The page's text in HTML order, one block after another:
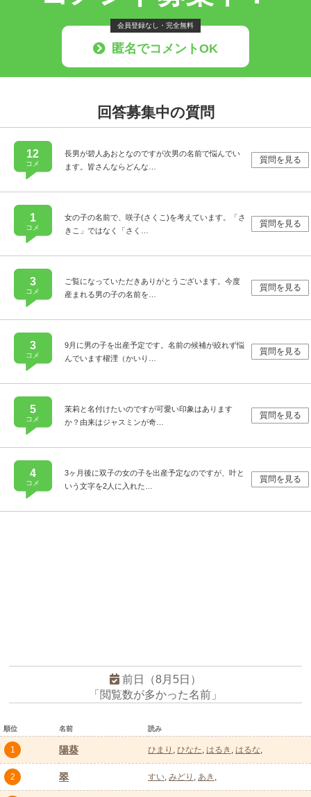
会員登録なし・完全無料
匿名でコメントOK
回答募集中の質問
12
コメ
長男が碧人あおとなのですが次男の名前で悩んでい
ます。皆さんならどんな…
質問を見る
1
コメ
女の子の名前で、咲子(さくこ)を考えています。「さ
きこ」ではなく「さく…
質問を見る
3
コメ
ご覧になっていただきありがとうございます。今度
産まれる男の子の名前を…
質問を見る
3
コメ
9月に男の子を出産予定です。名前の候補が絞れず悩
んでいます櫂浬（かいり…
質問を見る
5
コメ
茉莉と名付けたいのですが可愛い印象はあります
か？由来はジャスミンが奇…
質問を見る
4
コメ
3ヶ月後に双子の女の子を出産予定なのですが、叶と
いう文字を2人に入れた…
質問を見る
前日（8月5日）
「閲覧数が多かった名前」
順位 名前 読み
1 陽葵 ひまり ひなた はるき はるな
2 翠 すい みどり あき